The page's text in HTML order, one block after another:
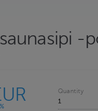
-
Quantity